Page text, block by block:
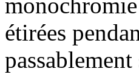
étirées